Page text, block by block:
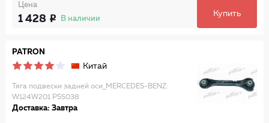
Цена
1 428 В наличии
Купить
PATRON
Китай
Тяга подвески задней оси_MERCEDES-BENZ:
W124W201 PS5038
Доставка: Завтра